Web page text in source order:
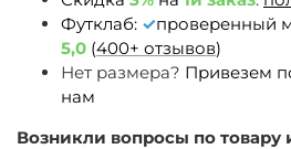
Футклаб: ✓проверенный
5,0 (400+ отзывов)
Нет размера? Привезем
нам
Возникли вопросы по товару